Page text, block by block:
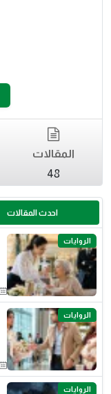
المقالات
48
احدث المقالات
الروايات
الروايات
الروايات